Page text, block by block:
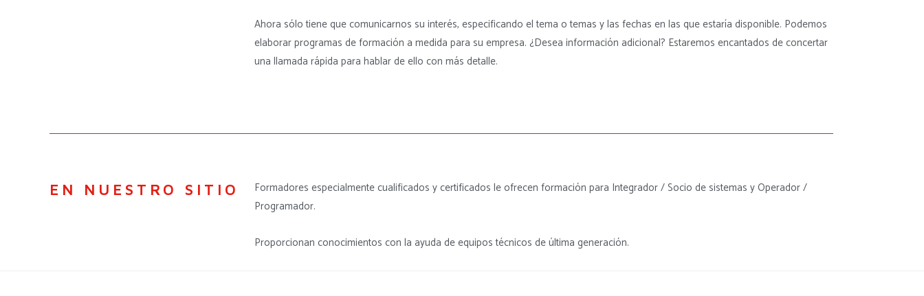
Ahora sólo tiene que comunicarnos su interés, especificando el tema o temas y las fechas en las que estaría disponible. Podemos
elaborar programas de formación a medida para su empresa. ¿Desea información adicional? Estaremos encantados de concertar
una llamada rápida para hablar de ello con más detalle.
EN NUESTRO SITIO
Formadores especialmente cualificados y certificados le ofrecen formación para Integrador / Socio de sistemas y Operador /
Programador.
Proporcionan conocimientos con la ayuda de equipos técnicos de última generación.